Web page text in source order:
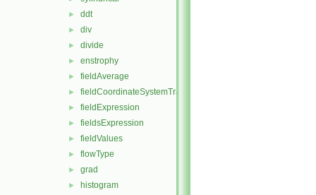
► ddt
► div
► divide
► enstrophy
► fieldAverage
► fieldCoordinateSystemTransform
► fieldExpression
► fieldsExpression
► fieldValues
► flowType
► grad
► histogram